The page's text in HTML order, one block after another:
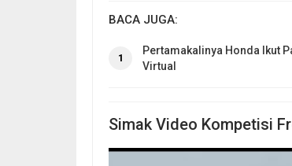
BACA JUGA:
1
Pertamakalinya Honda Ikut
Virtual
Simak Video Kompetisi